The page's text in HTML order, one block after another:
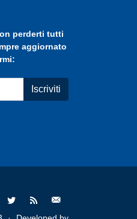
perderti tutti
aggiornato
Iscriviti